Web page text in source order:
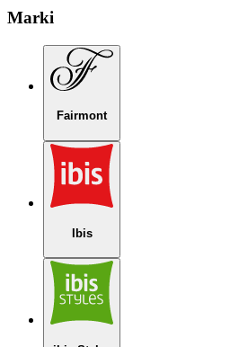
Marki
Fairmont
Ibis